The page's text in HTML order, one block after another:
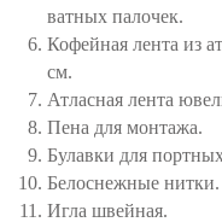
ватных палочек.
Кофейная лента из
см.
Атласная лента
Пена для монтажа.
Булавки для
Белоснежные нитки.
Игла швейная.